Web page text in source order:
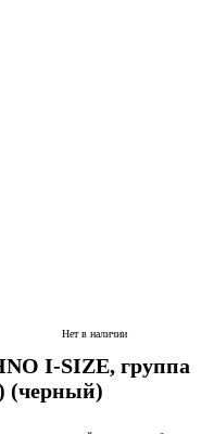
Нет в наличии
I-SIZE, группа
(черный)